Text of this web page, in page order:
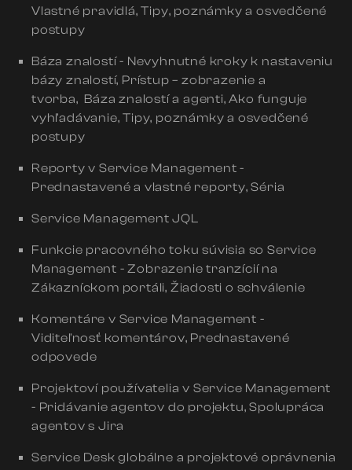
Vlastné pravidlá, Tipy, poznámky a osvedčené
postupy
Báza znalostí - Nevyhnutné kroky k nastaveniu
bázy znalostí, Prístup – zobrazenie a
tvorba, Báza znalostí a agenti, Ako funguje
vyhľadávanie, Tipy, poznámky a osvedčené
postupy
Reporty v Service Management -
Prednastavené a vlastné reporty, Séria
Service Management JQL
Funkcie pracovného toku súvisia so Service
Management - Zobrazenie tranzícií na
Zákazníckom portáli, Žiadosti o schválenie
Komentáre v Service Management -
Viditeľnosť komentárov, Prednastavené
odpovede
Projektoví používatelia v Service Management
- Pridávanie agentov do projektu, Spolupráca
agentov s Jira
Service Desk globálne a projektové oprávnenia